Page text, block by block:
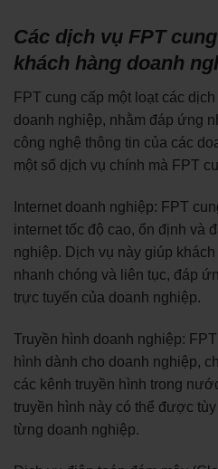
Các dịch vụ FPT
khách hàng doanh
FPT cung cấp một loạt các
doanh nghiệp, nhằm đáp ứng
công nghệ thông tin của các
một số dịch vụ chính mà FPT
Internet doanh nghiệp: FPT
internet tốc độ cao, ổn định và
nghiệp. Dịch vụ này giúp
nhanh chóng và liên tục, đáp
trực tuyến của doanh nghiệp.
Truyền hình doanh nghiệp:
hình dành cho doanh nghiệp,
các kênh truyền hình trong
truyền hình này có thể được
từng doanh nghiệp.